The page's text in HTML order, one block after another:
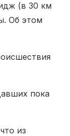
(в 30 км
Об этом
пока
из